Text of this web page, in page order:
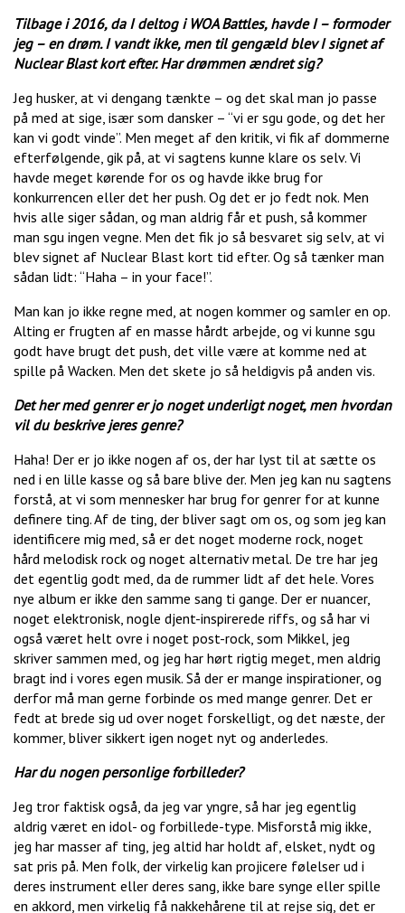
Tilbage i 2016, da I deltog i WOA Battles, havde I – formoder
jeg – en drøm. I vandt ikke, men til gengæld blev I signet af
Nuclear Blast kort efter. Har drømmen ændret sig?
Jeg husker, at vi dengang tænkte – og det skal man jo passe
på med at sige, især som dansker – “vi er sgu gode, og det her
kan vi godt vinde”. Men meget af den kritik, vi fik af dommerne
efterfølgende, gik på, at vi sagtens kunne klare os selv. Vi
havde meget kørende for os og havde ikke brug for
konkurrencen eller det her push. Og det er jo fedt nok. Men
hvis alle siger sådan, og man aldrig får et push, så kommer
man sgu ingen vegne. Men det fik jo så besvaret sig selv, at vi
blev signet af Nuclear Blast kort tid efter. Og så tænker man
sådan lidt: “Haha – in your face!”.
Man kan jo ikke regne med, at nogen kommer og samler en op.
Alting er frugten af en masse hårdt arbejde, og vi kunne sgu
godt have brugt det push, det ville være at komme ned at
spille på Wacken. Men det skete jo så heldigvis på anden vis.
Det her med genrer er jo noget underligt noget, men hvordan
vil du beskrive jeres genre?
Haha! Der er jo ikke nogen af os, der har lyst til at sætte os
ned i en lille kasse og så bare blive der. Men jeg kan nu sagtens
forstå, at vi som mennesker har brug for genrer for at kunne
definere ting. Af de ting, der bliver sagt om os, og som jeg kan
identificere mig med, så er det noget moderne rock, noget
hård melodisk rock og noget alternativ metal. De tre har jeg
det egentlig godt med, da de rummer lidt af det hele. Vores
nye album er ikke den samme sang ti gange. Der er nuancer,
noget elektronisk, nogle djent-inspirerede riffs, og så har vi
også været helt ovre i noget post-rock, som Mikkel, jeg
skriver sammen med, og jeg har hørt rigtig meget, men aldrig
bragt ind i vores egen musik. Så der er mange inspirationer, og
derfor må man gerne forbinde os med mange genrer. Det er
fedt at brede sig ud over noget forskelligt, og det næste, der
kommer, bliver sikkert igen noget nyt og anderledes.
Har du nogen personlige forbilleder?
Jeg tror faktisk også, da jeg var yngre, så har jeg egentlig
aldrig været en idol- og forbillede-type. Misforstå mig ikke,
jeg har masser af ting, jeg altid har holdt af, elsket, nydt og
sat pris på. Men folk, der virkelig kan projicere følelser ud i
deres instrument eller deres sang, ikke bare synge eller spille
en akkord, men virkelig få nakkehårene til at rejse sig, det er